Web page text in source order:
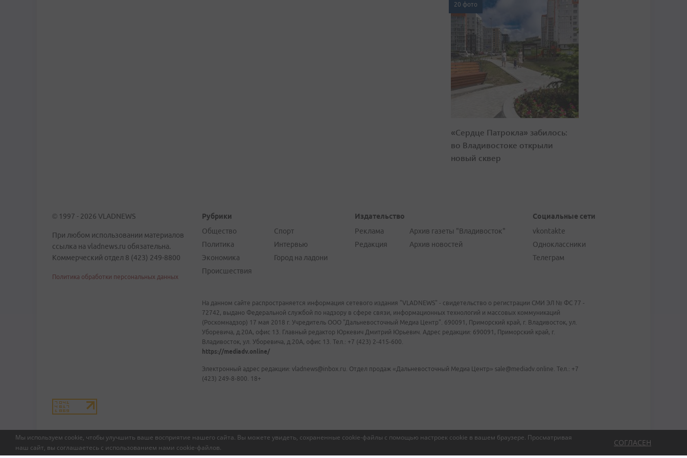
Мы используем cookie, чтобы улучшить ваше восприятие нашего сайта. Вы можете увидеть, сохраненные cookie-файлы с помощью настроек cookie в вашем браузере. Просматривая
наш сайт, вы соглашаетесь с использованием нами cookie-файлов.
СОГЛАСЕН
20 фото
«Сердце Патрокла» забилось:
во Владивостоке открыли
новый сквер
© 1997 - 2026 VLADNEWS
При любом использовании материалов
ссылка на vladnews.ru обязательна.
Коммерческий отдел 8 (423) 249-8800
Политика обработки персональных данных
Рубрики
Общество
Политика
Экономика
Происшествия
Спорт
Интервью
Город на ладони
Издательство
Реклама
Редакция
Архив газеты "Владивосток"
Архив новостей
Социальные сети
vkontakte
Одноклассники
Телеграм
На данном сайте распространяется информация сетевого издания "VLADNEWS" - свидетельство о регистрации СМИ ЭЛ № ФС 77 -
72742, выдано Федеральной службой по надзору в сфере связи, информационных технологий и массовых коммуникаций
(Роскомнадзор) 17 мая 2018 г. Учредитель ООО "Дальневосточный Медиа Центр". 690091, Приморский край, г. Владивосток, ул.
Уборевича, д.20А, офис 13. Главный редактор Юркевич Дмитрий Юрьевич. Адрес редакции: 690091, Приморский край, г.
Владивосток, ул. Уборевича, д.20А, офис 13. Тел.: +7 (423) 2-415-600.
https://mediadv.online/
Электронный адрес редакции: vladnews@inbox.ru. Отдел продаж «Дальневосточный Медиа Центр» sale@mediadv.online. Тел.: +7
(423) 249-8-800. 18+